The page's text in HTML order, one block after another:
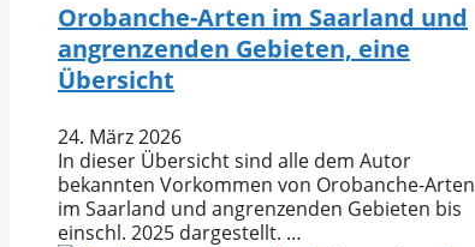
Orobanche-Arten im Saarland und
angrenzenden Gebieten, eine
Übersicht
24. März 2026
In dieser Übersicht sind alle dem Autor
bekannten Vorkommen von Orobanche-Arten
im Saarland und angrenzenden Gebieten bis
einschl. 2025 dargestellt. …